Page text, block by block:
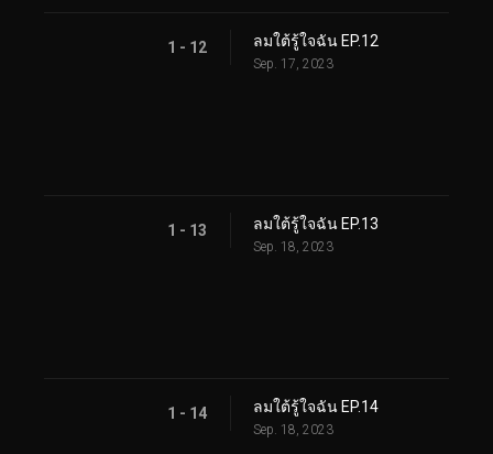
1 - 12 ลมใต้รู้ใจฉัน EP.12
Sep. 17, 2023
1 - 13 ลมใต้รู้ใจฉัน EP.13
Sep. 18, 2023
1 - 14 ลมใต้รู้ใจฉัน EP.14
Sep. 18, 2023